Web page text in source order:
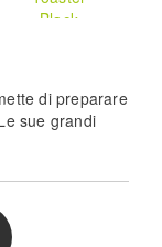
di preparare
sue grandi
maggior parte
le piastre
rendono la